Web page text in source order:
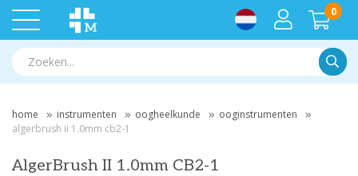
0
home instrumenten oogheelkunde
ooginstrumenten
algerbrush ii 1.0mm cb2-1
AlgerBrush II 1.0mm CB2-1